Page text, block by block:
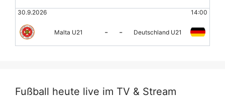
30.9.2026 14:00
Malta U21 - - Deutschland U21
Fußball heute live im TV & Stream